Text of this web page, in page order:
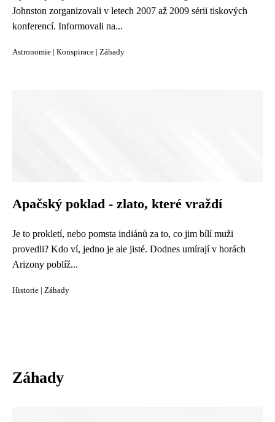
Johnston zorganizovali v letech 2007 až 2009 sérii tiskových
konferencí. Informovali na...
Astronomie Konspirace Záhady
Apačský poklad - zlato, které vraždí
Je to prokletí, nebo pomsta indiánů za to, co jim bílí muži
provedli? Kdo ví, jedno je ale jisté. Dodnes umírají v horách
Arizony poblíž...
Historie Záhady
Záhady